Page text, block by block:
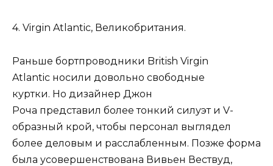
4. Virgin Atlantic, Великобритания.
Раньше бортпроводники British Virgin
Atlantic носили довольно свободные
куртки. Но дизайнер Джон
Роча представил более тонкий силуэт и V-
образный крой, чтобы персонал выглядел
более деловым и расслабленным. Позже форма
была усовершенствована Вивьен Вествуд,